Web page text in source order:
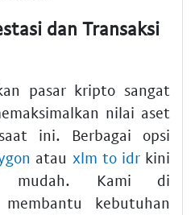
dan Transaksi
pasar kripto sangat
nilai aset
ini. Berbagai opsi
atau xlm to idrkini
mudah. Kami di
kebutuhan